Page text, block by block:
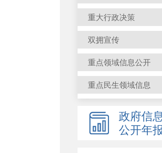
重大行政决策
双拥宣传
重点领域信息公开
重点民生领域信息
政府信
公开年